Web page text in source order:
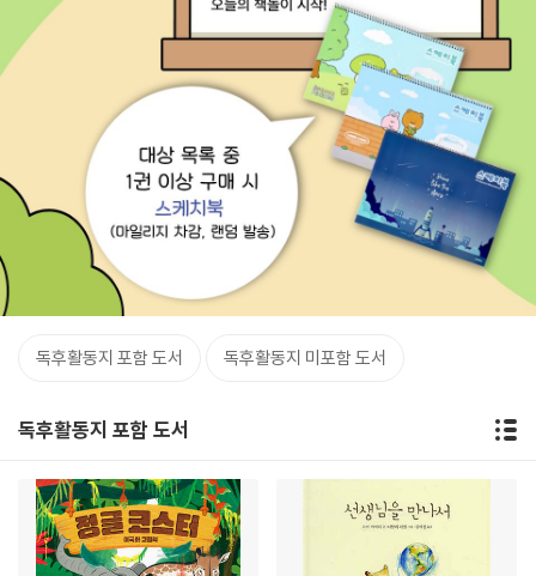
독후활동지 포함 도서 독후활동지 미포함 도서
독후활동지 포함 도서